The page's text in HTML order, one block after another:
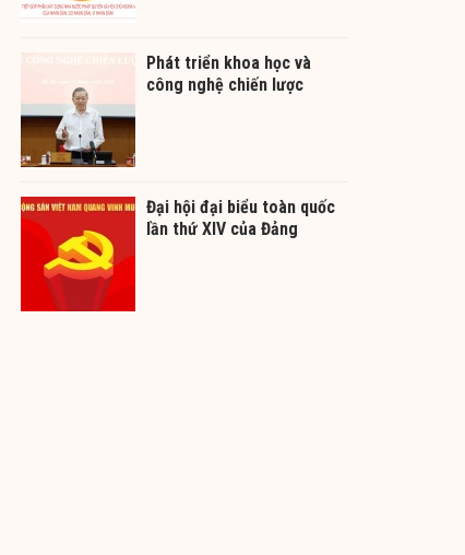
Phát triển khoa học và
công nghệ chiến lược
Đại hội đại biểu toàn quốc
lần thứ XIV của Đảng